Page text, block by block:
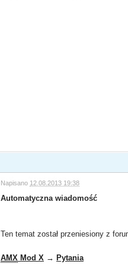
Napisano 12.08.2013 19:38
Automatyczna wiadomość
Ten temat został przeniesiony z
AMX Mod X →Pytania